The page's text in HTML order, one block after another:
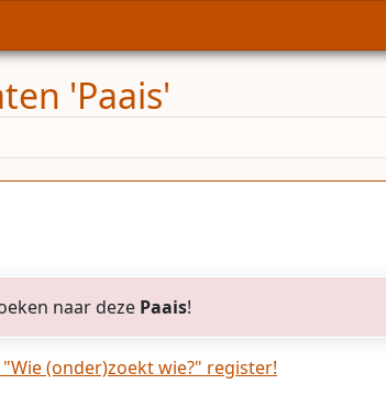
'Paais'
naar deze Paais!
(onder)zoekt wie?" register!